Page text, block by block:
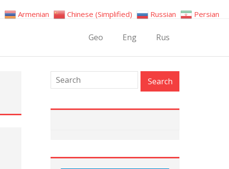
Geo Eng Rus
Armenian Chinese (Simplified) Russian Persian